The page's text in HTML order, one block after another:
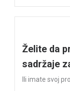
Želite da
sadržaje
Ili imate svoj